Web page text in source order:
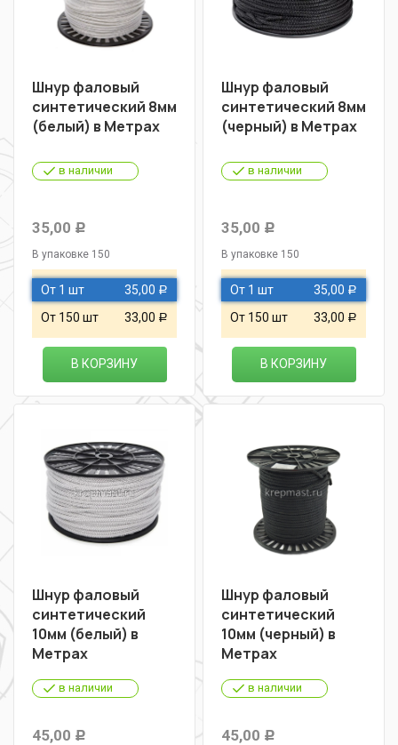
Шнур фаловый
синтетический 8мм
(белый) в Метрах
в наличии
35,00 Р
В упаковке 150
От 1 шт 35,00 Р
От 150 шт 33,00 Р
В КОРЗИНУ
Шнур фаловый
синтетический 8мм
(черный) в Метрах
в наличии
35,00 Р
В упаковке 150
От 1 шт 35,00 Р
От 150 шт 33,00 Р
В КОРЗИНУ
Шнур фаловый
синтетический
10мм (белый) в
Метрах
в наличии
45,00 Р
Шнур фаловый
синтетический
10мм (черный) в
Метрах
в наличии
45,00 Р